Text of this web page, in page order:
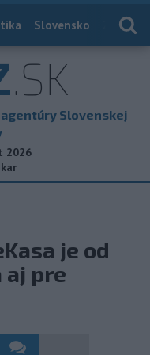
Slovensko
.SK
Slovenskej
2026
je od
aj pre